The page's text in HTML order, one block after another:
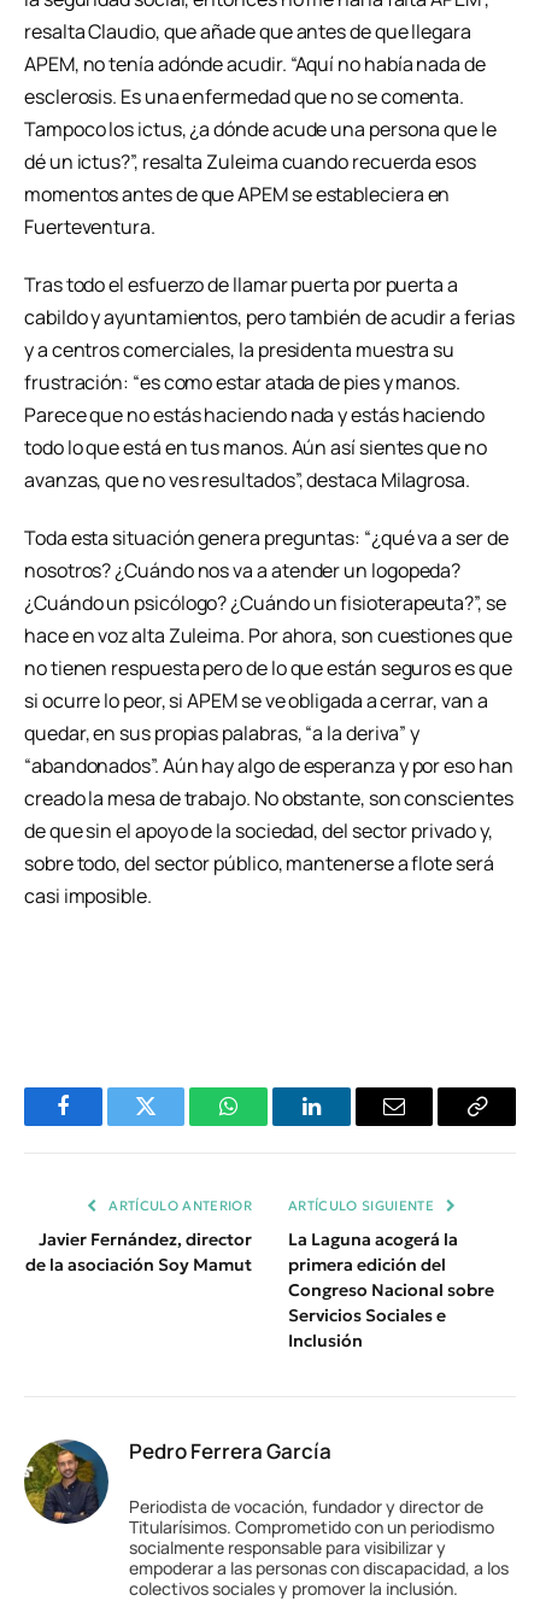
resalta Claudio, que añade que antes de que llegara
APEM, no tenía adónde acudir. “Aquí no había nada de
esclerosis. Es una enfermedad que no se comenta.
Tampoco los ictus, ¿a dónde acude una persona que le
dé un ictus?”, resalta Zuleima cuando recuerda esos
momentos antes de que APEM se estableciera en
Fuerteventura.
Tras todo el esfuerzo de llamar puerta por puerta a
cabildo y ayuntamientos, pero también de acudir a ferias
y a centros comerciales, la presidenta muestra su
frustración: “es como estar atada de pies y manos.
Parece que no estás haciendo nada y estás haciendo
todo lo que está en tus manos. Aún así sientes que no
avanzas, que no ves resultados”, destaca Milagrosa.
Toda esta situación genera preguntas: “¿qué va a ser de
nosotros? ¿Cuándo nos va a atender un logopeda?
¿Cuándo un psicólogo? ¿Cuándo un fisioterapeuta?”, se
hace en voz alta Zuleima. Por ahora, son cuestiones que
no tienen respuesta pero de lo que están seguros es que
si ocurre lo peor, si APEM se ve obligada a cerrar, van a
quedar, en sus propias palabras, “a la deriva” y
“abandonados”. Aún hay algo de esperanza y por eso han
creado la mesa de trabajo. No obstante, son conscientes
de que sin el apoyo de la sociedad, del sector privado y,
sobre todo, del sector público, mantenerse a flote será
casi imposible.
FacebookTwitter WhatsAppLinkedInEmail
Copiar
ARTÍCULO ANTERIOR
Javier Fernández, director
de la asociación Soy Mamut
ARTÍCULO SIGUIENTE
La Laguna acogerá la
primera edición del
Congreso Nacional sobre
Servicios Sociales e
Inclusión
Pedro Ferrera García
Periodista de vocación, fundador y director de
Titularísimos. Comprometido con un periodismo
socialmente responsable para visibilizar y
empoderar a las personas con discapacidad, a los
colectivos sociales y promover la inclusión.